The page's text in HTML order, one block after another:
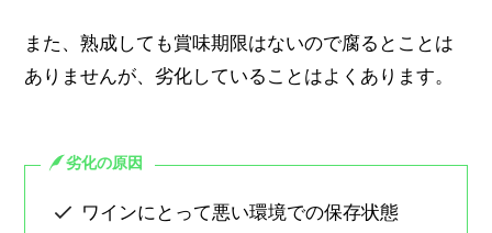
また、熟成しても賞味期限はないので腐るとことは
ありませんが、劣化していることはよくあります。
劣化の原因
ワインにとって悪い環境での保存状態